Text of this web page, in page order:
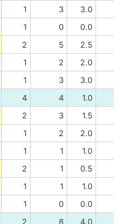
1 3 3.0
1 0 0.0
2 5 2.5
1 2 2.0
1 3 3.0
4 4 1.0
2 3 1.5
1 2 2.0
1 1 1.0
2 1 0.5
1 1 1.0
1 0 0.0
2 8 4.0